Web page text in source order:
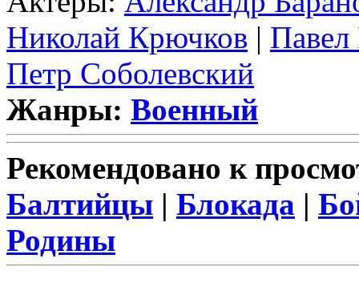
Николай Крючков |
Петр Соболевский
Жанры: Военный
Рекомендовано к
Балтийцы | Блокада |
Родины